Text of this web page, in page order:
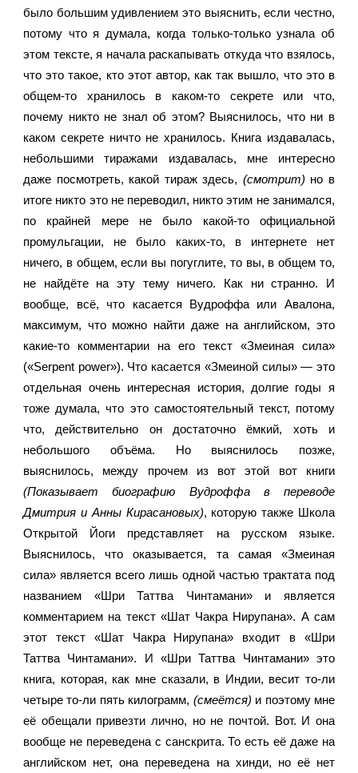
было большим удивлением это выяснить, если честно,
потому что я думала, когда только-только узнала об
этом тексте, я начала раскапывать откуда что взялось,
что это такое, кто этот автор, как так вышло, что это в
общем-то хранилось в каком-то секрете или что,
почему никто не знал об этом? Выяснилось, что ни в
каком секрете ничто не хранилось. Книга издавалась,
небольшими тиражами издавалась, мне интересно
даже посмотреть, какой тираж здесь, (смотрит) но в
итоге никто это не переводил, никто этим не занимался,
по крайней мере не было какой-то официальной
промульгации, не было каких-то, в интернете нет
ничего, в общем, если вы погуглите, то вы, в общем то,
не найдёте на эту тему ничего. Как ни странно. И
вообще, всё, что касается Вудроффа или Авалона,
максимум, что можно найти даже на английском, это
какие-то комментарии на его текст «Змеиная сила»
(«Serpent power»). Что касается «Змеиной силы» — это
отдельная очень интересная история, долгие годы я
тоже думала, что это самостоятельный текст, потому
что, действительно он достаточно ёмкий, хоть и
небольшого объёма. Но выяснилось позже,
выяснилось, между прочем из вот этой вот книги
(Показывает биографию Вудроффа в переводе
Дмитрия и Анны Кирасановых), которую также Школа
Открытой Йоги представляет на русском языке.
Выяснилось, что оказывается, та самая «Змеиная
сила» является всего лишь одной частью трактата под
названием «Шри Таттва Чинтамани» и является
комментарием на текст «Шат Чакра Нирупана». А сам
этот текст «Шат Чакра Нирупана» входит в «Шри
Таттва Чинтамани». И «Шри Таттва Чинтамани» это
книга, которая, как мне сказали, в Индии, весит то-ли
четыре то-ли пять килограмм, (смеётся) и поэтому мне
её обещали привезти лично, но не почтой. Вот. И она
вообще не переведена с санскрита. То есть её даже на
английском нет, она переведена на хинди, но её нет